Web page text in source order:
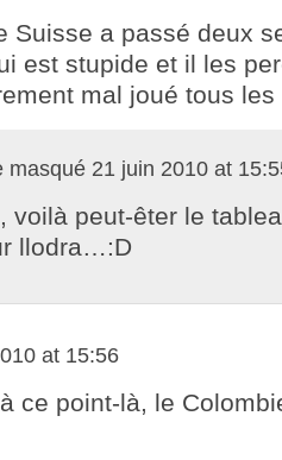
Suisse a passé deux
est stupide et il les
mal joué tous
masqué 21 juin 2010 at
voilà peut-êter le
llodra…:D
at 15:56
ce point-là, le